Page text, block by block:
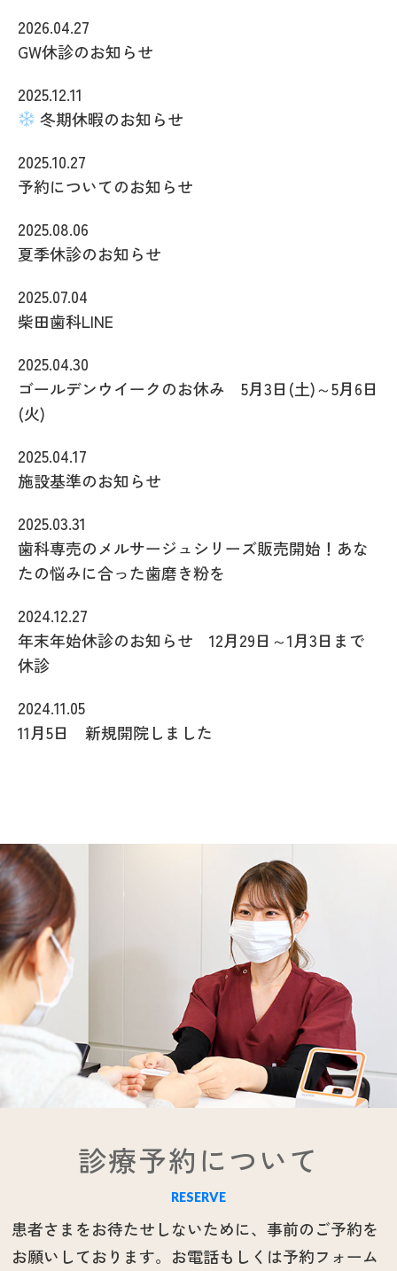
2026.04.27
GW休診のお知らせ
2025.12.11
冬期休暇のお知らせ
2025.10.27
予約についてのお知らせ
2025.08.06
夏季休診のお知らせ
2025.07.04
柴田歯科LINE
2025.04.30
ゴールデンウイークのお休み 5月3日(土)～5月6日
(火)
2025.04.17
施設基準のお知らせ
2025.03.31
歯科専売のメルサージュシリーズ販売開始！あな
たの悩みに合った歯磨き粉を
2024.12.27
年末年始休診のお知らせ 12月29日～1月3日まで
休診
2024.11.05
11月5日 新規開院しました
診療予約について
RESERVE
患者さまをお待たせしないために、事前のご予約を
お願いしております。お電話もしくは予約フォーム